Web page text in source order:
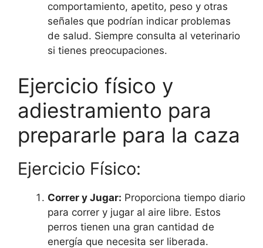
comportamiento, apetito, peso y otras
señales que podrían indicar problemas
de salud. Siempre consulta al veterinario
si tienes preocupaciones.
Ejercicio físico y
adiestramiento para
prepararle para la caza
Ejercicio Físico:
Correr y Jugar: Proporciona tiempo diario
para correr y jugar al aire libre. Estos
perros tienen una gran cantidad de
energía que necesita ser liberada.